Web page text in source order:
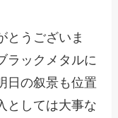
とうございま
ラックメタルに
日の叙景も位置
としては大事な